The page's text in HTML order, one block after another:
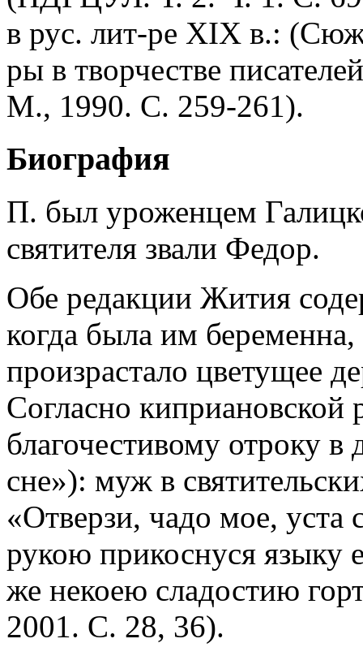
в рус. лит-ре XIX в.:
ры в творчестве
М., 1990. С. 259-261).
Биография
П. был уроженцем
святителя звали Федор.
Обе редакции Жития
когда была им
произрастало цветущее
Согласно
благочестивому отроку в
сне»): муж в
«Отверзи, чадо мое, уста
рукою прикоснуся языку
же некоею сладостию
2001. С. 28, 36).